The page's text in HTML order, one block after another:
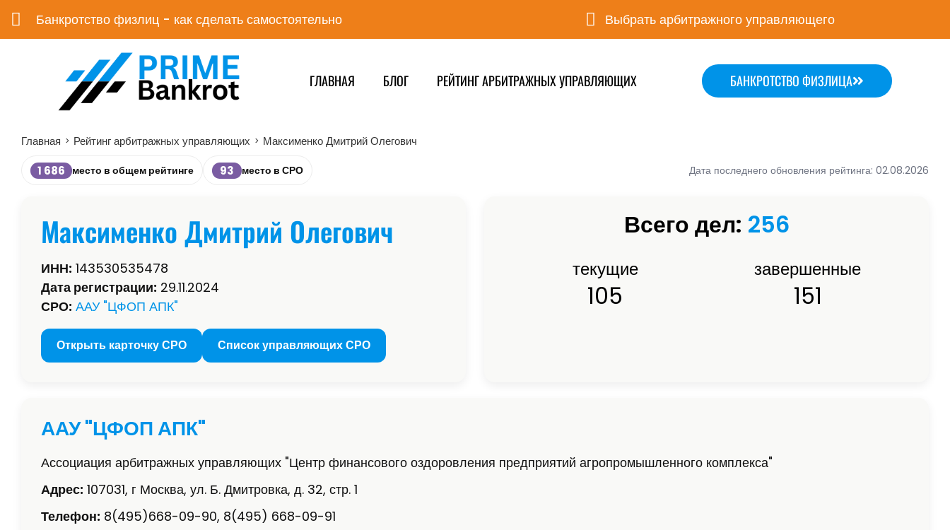
Банкротство физлиц - как сделать самостоятельно Выбрать арбитражного управляющего
ГЛАВНАЯ БЛОГ РЕЙТИНГ АРБИТРАЖНЫХ УПРАВЛЯЮЩИХ БАНКРОТСТВО ФИЗЛИЦА
Главная > Рейтинг арбитражных управляющих > Максименко Дмитрий Олегович
1 686 место в общем рейтинге 93 место в СРО Дата последнего обновления рейтинга: 02.08.2026
Максименко Дмитрий Олегович
ИНН: 143530535478
Дата регистрации: 29.11.2024
СРО: ААУ "ЦФОП АПК"
Открыть карточку СРО Список управляющих СРО
Всего дел: 256
текущие
105
завершенные
151
ААУ "ЦФОП АПК"
Ассоциация арбитражных управляющих "Центр финансового оздоровления предприятий агропромышленного комплекса"
Адрес: 107031, г Москва, ул. Б. Дмитровка, д. 32, стр. 1
Телефон: 8(495)668-09-90, 8(495) 668-09-91